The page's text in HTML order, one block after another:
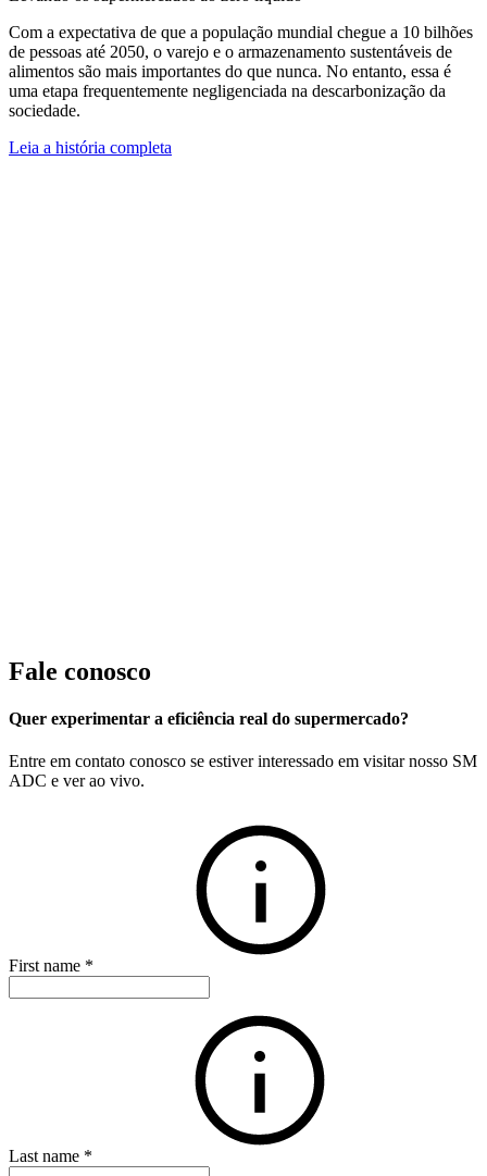
Com a expectativa de que a população mundial chegue a 10 bilhões
de pessoas até 2050, o varejo e o armazenamento sustentáveis de
alimentos são mais importantes do que nunca. No entanto, essa é
uma etapa frequentemente negligenciada na descarbonização da
sociedade.
Leia a história completa
Fale conosco
Quer experimentar a eficiência real do supermercado?
Entre em contato conosco se estiver interessado em visitar nosso SM
ADC e ver ao vivo.
First name *
Last name *